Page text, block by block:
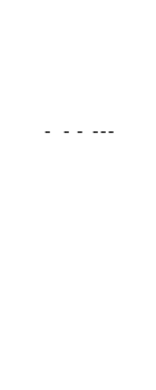
- - - ---